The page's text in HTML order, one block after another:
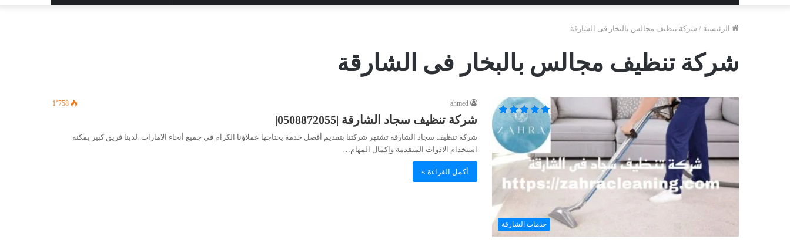
الرئيسية / شركة تنظيف مجالس بالبخار فى الشارقة
شركة تنظيف مجالس بالبخار فى الشارقة
خدمات الشارقة
ahmed 1٬758
شركة تنظيف سجاد الشارقة |0508872055|
شركة تنظيف سجاد الشارقة تشتهر شركتنا بتقديم أفضل خدمة يحتاجها عملاؤنا الكرام في جميع أنحاء الامارات. لدينا فريق كبير يمكنه
استخدام الادوات المتقدمة وإكمال المهام…
أكمل القراءة »